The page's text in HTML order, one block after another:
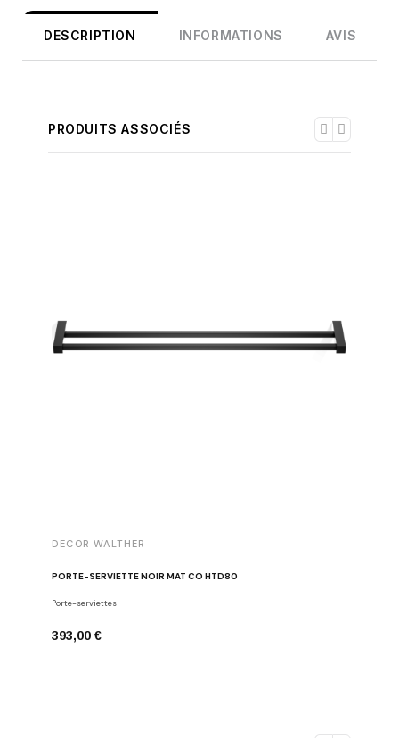
DESCRIPTION INFORMATIONS AVIS
PRODUITS ASSOCIÉS
DECOR WALTHER
PORTE-SERVIETTE NOIR MAT CO HTD80
Porte-serviettes
393,00 €